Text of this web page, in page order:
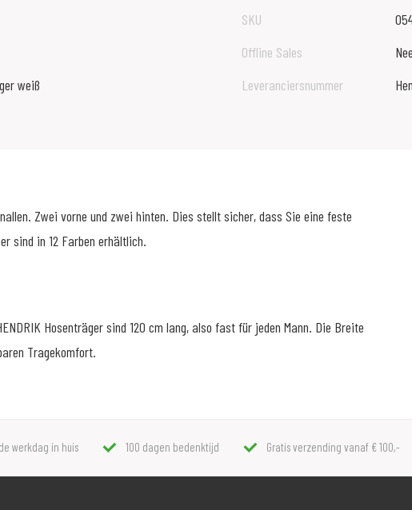
weiß
SKU
Offline Sales
Nee
Leveranciersnummer
Zwei vorne und zwei hinten. Dies stellt sicher, dass Sie eine feste
sind in 12 Farben erhältlich.
Hosenträger sind 120 cm lang, also fast für jeden Mann. Die Breite
Tragekomfort.
werkdag in huis 100 dagen bedenktijd Gratis verzending vanaf € 100,-